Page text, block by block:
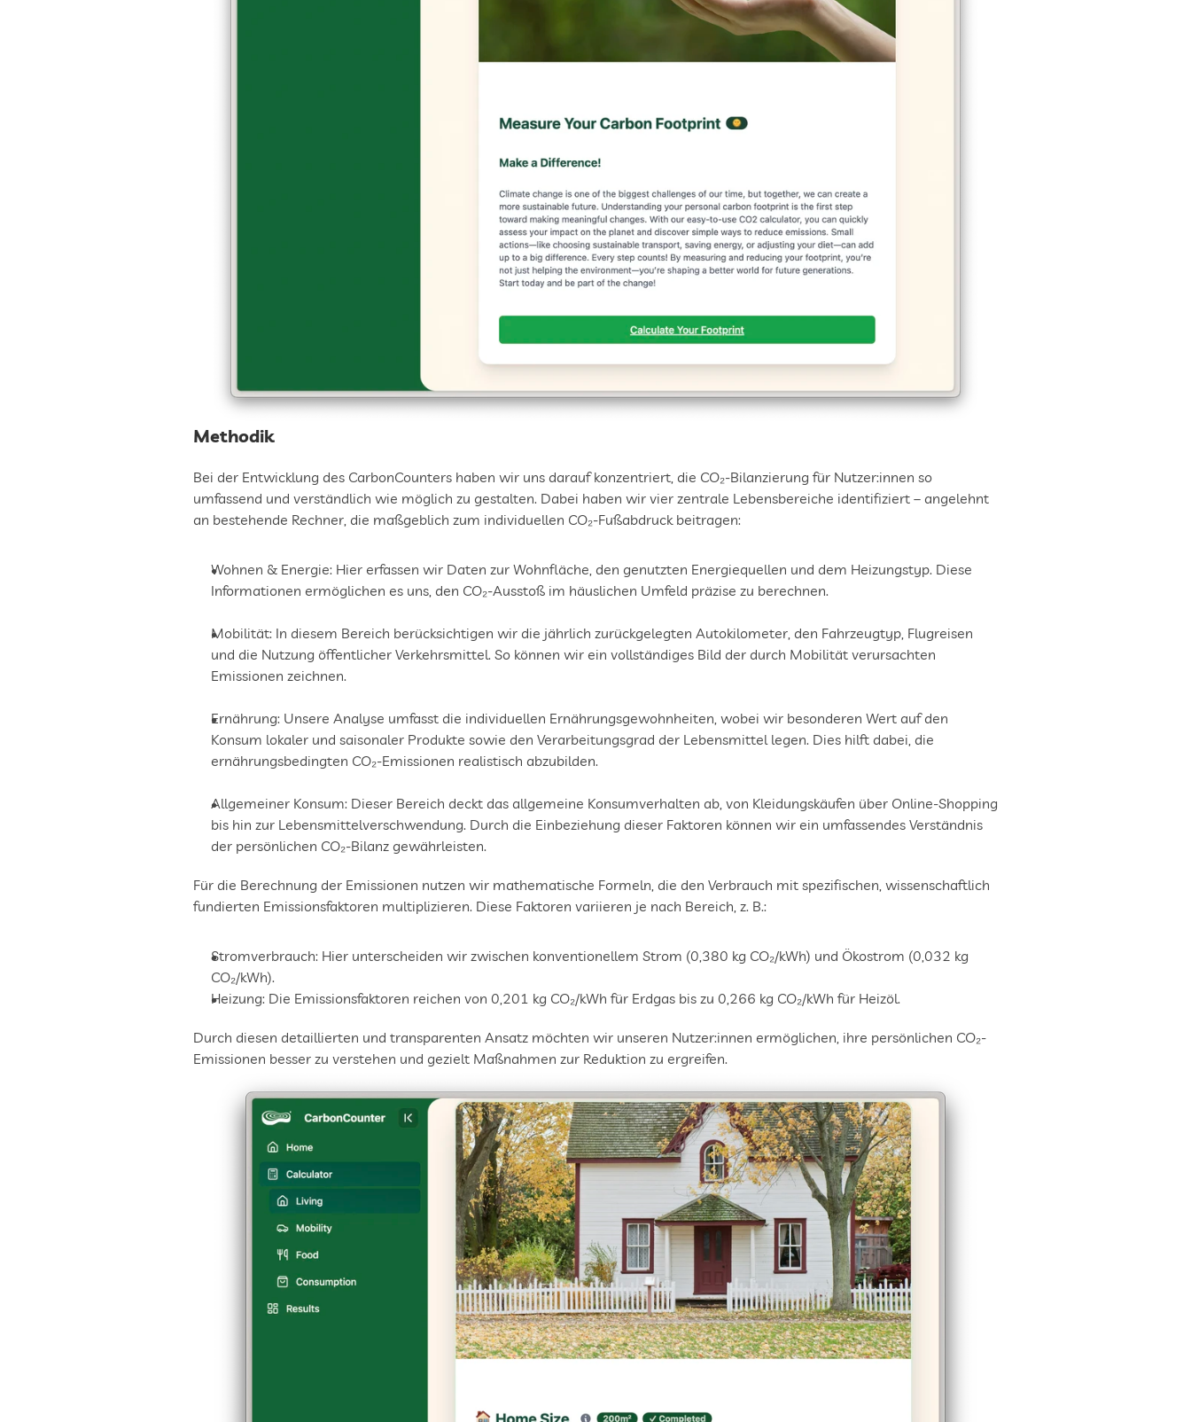
Methodik
Bei der Entwicklung des CarbonCounters haben wir uns darauf konzentriert, die CO₂-Bilanzierung für Nutzer:innen so
umfassend und verständlich wie möglich zu gestalten. Dabei haben wir vier zentrale Lebensbereiche identifiziert – angelehnt
an bestehende Rechner, die maßgeblich zum individuellen CO₂-Fußabdruck beitragen:
Wohnen & Energie: Hier erfassen wir Daten zur Wohnfläche, den genutzten Energiequellen und dem Heizungstyp. Diese
Informationen ermöglichen es uns, den CO₂-Ausstoß im häuslichen Umfeld präzise zu berechnen.
Mobilität: In diesem Bereich berücksichtigen wir die jährlich zurückgelegten Autokilometer, den Fahrzeugtyp, Flugreisen
und die Nutzung öffentlicher Verkehrsmittel. So können wir ein vollständiges Bild der durch Mobilität verursachten
Emissionen zeichnen.
Ernährung: Unsere Analyse umfasst die individuellen Ernährungsgewohnheiten, wobei wir besonderen Wert auf den
Konsum lokaler und saisonaler Produkte sowie den Verarbeitungsgrad der Lebensmittel legen. Dies hilft dabei, die
ernährungsbedingten CO₂-Emissionen realistisch abzubilden.
Allgemeiner Konsum: Dieser Bereich deckt das allgemeine Konsumverhalten ab, von Kleidungskäufen über Online-Shopping
bis hin zur Lebensmittelverschwendung. Durch die Einbeziehung dieser Faktoren können wir ein umfassendes Verständnis
der persönlichen CO₂-Bilanz gewährleisten.
Für die Berechnung der Emissionen nutzen wir mathematische Formeln, die den Verbrauch mit spezifischen, wissenschaftlich
fundierten Emissionsfaktoren multiplizieren. Diese Faktoren variieren je nach Bereich, z. B.:
Stromverbrauch: Hier unterscheiden wir zwischen konventionellem Strom (0,380 kg CO₂/kWh) und Ökostrom (0,032 kg
CO₂/kWh).
Heizung: Die Emissionsfaktoren reichen von 0,201 kg CO₂/kWh für Erdgas bis zu 0,266 kg CO₂/kWh für Heizöl.
Durch diesen detaillierten und transparenten Ansatz möchten wir unseren Nutzer:innen ermöglichen, ihre persönlichen CO₂-
Emissionen besser zu verstehen und gezielt Maßnahmen zur Reduktion zu ergreifen.